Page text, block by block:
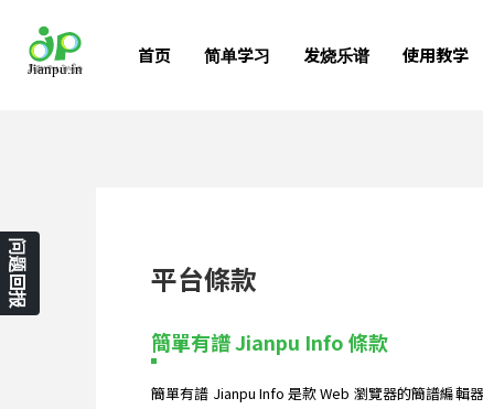
首页 简单学习 发烧乐谱 使用教学
平台條款
簡單有譜 Jianpu Info 條款
簡單有譜 Jianpu Info 是款 Web 瀏覽器的簡譜編輯
问题回报